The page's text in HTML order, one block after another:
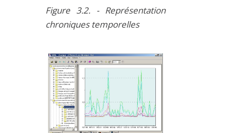
Figure 3.2. - Représentation
chroniques temporelles